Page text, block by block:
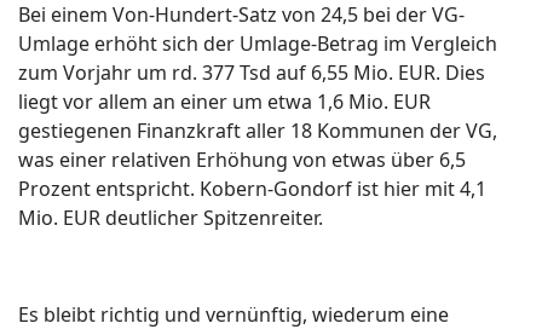
Bei einem Von-Hundert-Satz von 24,5 bei der VG-
Umlage erhöht sich der Umlage-Betrag im Vergleich
zum Vorjahr um rd. 377 Tsd auf 6,55 Mio. EUR. Dies
liegt vor allem an einer um etwa 1,6 Mio. EUR
gestiegenen Finanzkraft aller 18 Kommunen der VG,
was einer relativen Erhöhung von etwas über 6,5
Prozent entspricht. Kobern-Gondorf ist hier mit 4,1
Mio. EUR deutlicher Spitzenreiter.
Es bleibt richtig und vernünftig, wiederum eine